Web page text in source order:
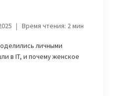
Время чтения: 2мин
личными
в IT, и почему женское